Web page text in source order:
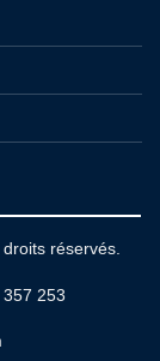
réservés.
253